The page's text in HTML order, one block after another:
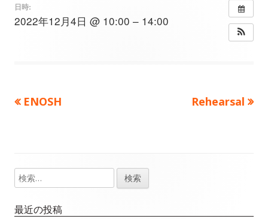
日時:
2022年12月4日 @ 10:00 – 14:00
投
ビ
ゲ
前
ENOSH
次
Rehearsal
メ
イ
検
索:
最近の投稿